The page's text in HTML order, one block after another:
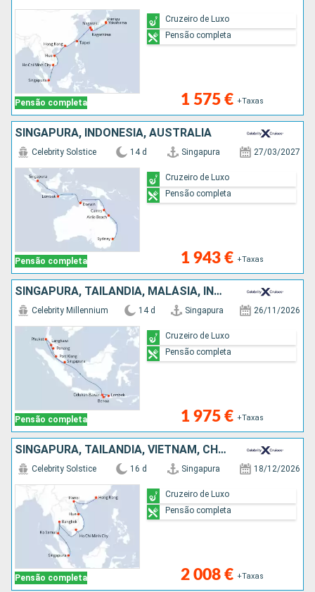
Pensão completa 1 575 € +Taxas
Cruzeiro de Luxo
Pensão completa
SINGAPURA, INDONÉSIA, AUSTRALIA
Pensão completa
Celebrity Solstice 14 d Singapura 27/03/2027
1 943 € +Taxas
Cruzeiro de Luxo
Pensão completa
SINGAPURA, TAILÂNDIA, MALÁSIA, INDONÉSIA
Pensão completa
Celebrity Millennium 14 d Singapura 26/11/2026
1 975 € +Taxas
Cruzeiro de Luxo
Pensão completa
SINGAPURA, TAILÂNDIA, VIETNAM, CHINA
Pensão completa
Celebrity Solstice 16 d Singapura 18/12/2026
2 008 € +Taxas
Cruzeiro de Luxo
Pensão completa